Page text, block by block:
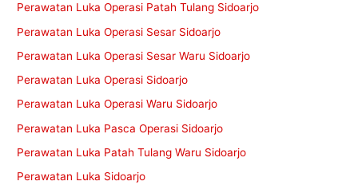
Perawatan Luka Operasi Patah Tulang Sidoarjo
Perawatan Luka Operasi Sesar Sidoarjo
Perawatan Luka Operasi Sesar Waru Sidoarjo
Perawatan Luka Operasi Sidoarjo
Perawatan Luka Operasi Waru Sidoarjo
Perawatan Luka Pasca Operasi Sidoarjo
Perawatan Luka Patah Tulang Waru Sidoarjo
Perawatan Luka Sidoarjo